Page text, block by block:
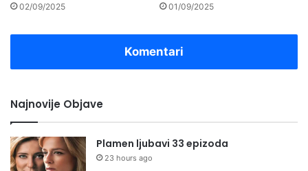
02/09/2025 01/09/2025
Komentari
Najnovije Objave
Plamen ljubavi 33 epizoda
23 hours ago